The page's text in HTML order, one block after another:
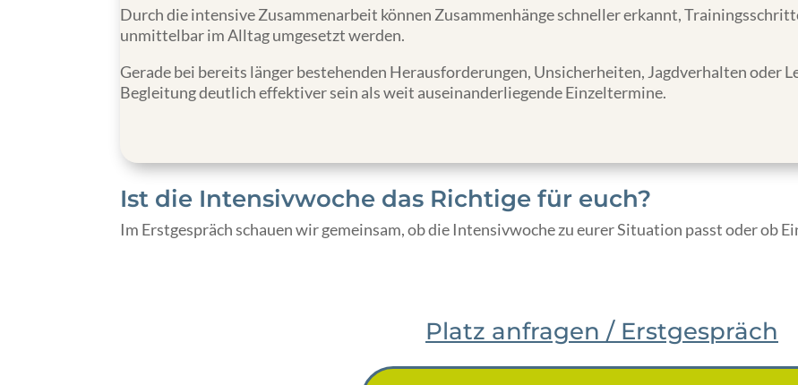
Durch die intensive Zusammenarbeit können Zusammenhänge schneller erkannt,
unmittelbar im Alltag umgesetzt werden.
Gerade bei bereits länger bestehenden Herausforderungen, Unsicherheiten, Jagdverhalten oder
Begleitung deutlich effektiver sein als weit auseinanderliegende Einzeltermine.
Ist die Intensivwoche das Richtige für euch?
Im Erstgespräch schauen wir gemeinsam, ob die Intensivwoche zu eurer Situation passt oder ob
Platz anfragen / Erstgespräch